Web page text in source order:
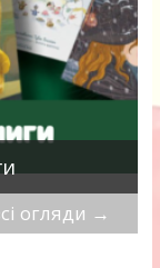
огляди →